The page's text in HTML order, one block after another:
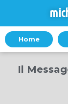
Home
Il